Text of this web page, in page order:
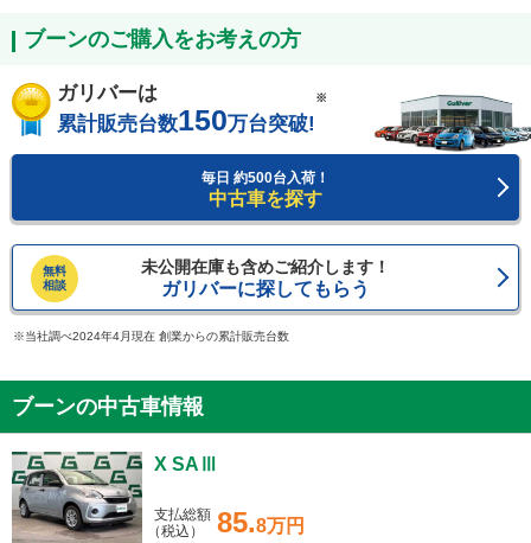
ブーンのご購入をお考えの方
ガリバーは
累計販売台数150万台突破!
※
毎日 約500台入荷！
中古車を探す
無料
相談
未公開在庫も含めご紹介します！
ガリバーに探してもらう
当社調べ2024年4月現在 創業からの累計販売台数
ブーンの中古車情報
X SAⅢ
85.8万円
支払総額
（税込）